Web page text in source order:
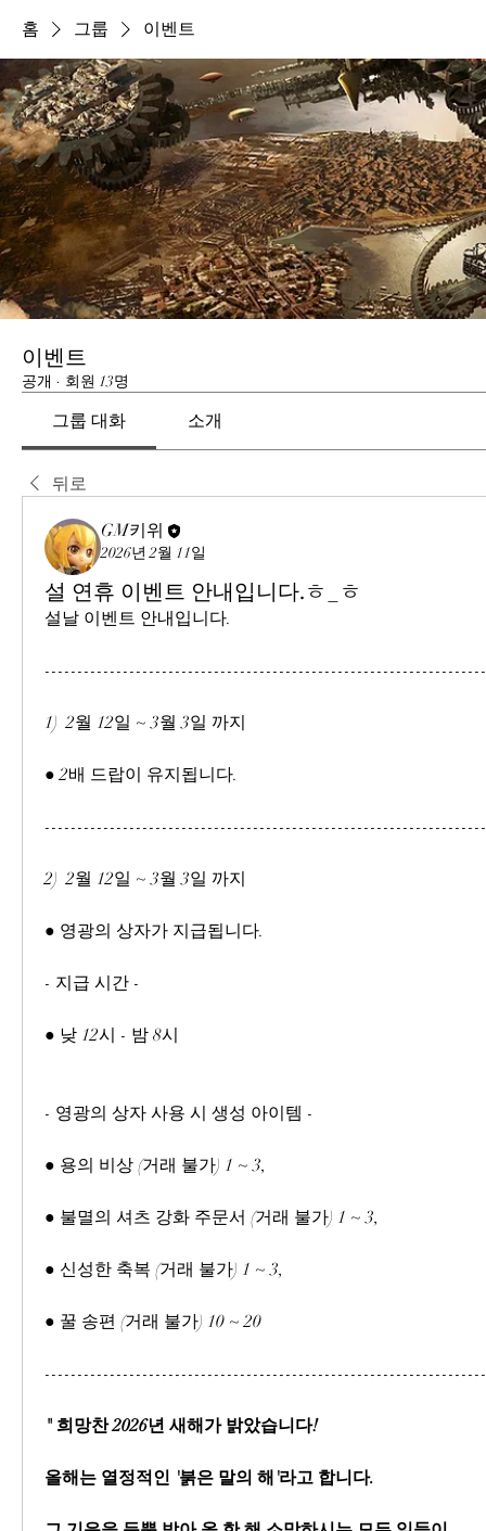
홈 그룹 이벤트
이벤트
공개 · 회원 13명
그룹 대화 소개
뒤로
GM키위
2026년 2월 11일
설 연휴 이벤트 안내입니다.ㅎ_ㅎ
설날 이벤트 안내입니다.
1)  2월 12일 ~ 3월 3일 까지
● 2배 드랍이 유지됩니다.
2)  2월 12일 ~ 3월 3일 까지
● 영광의 상자가 지급됩니다.
- 지급 시간 -
● 낮 12시 - 밤 8시
- 영광의 상자 사용 시 생성 아이템 -
● 용의 비상 (거래 불가) 1 ~ 3,
● 불멸의 셔츠 강화 주문서 (거래 불가) 1 ~ 3,
● 신성한 축복 (거래 불가) 1 ~ 3,
● 꿀 송편 (거래 불가) 10 ~ 20
" 희망찬 2026년 새해가 밝았습니다!
올해는 열정적인 '붉은 말의 해'라고 합니다.